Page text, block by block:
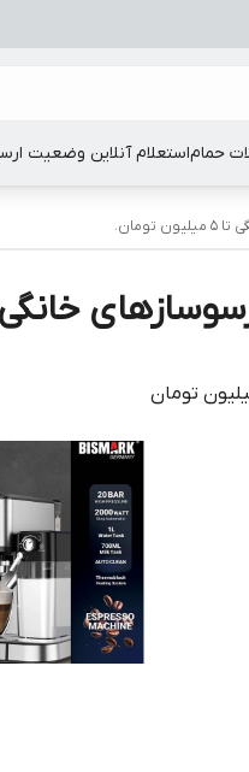
حماماستعلام آنلاین وضعیت